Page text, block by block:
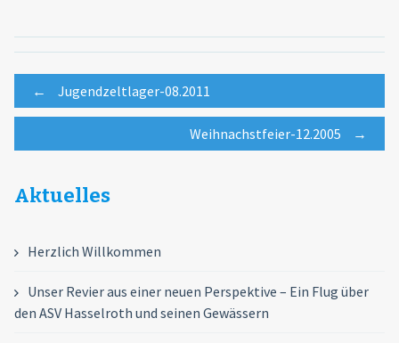
Post
navigation
← Jugendzeltlager-08.2011
Weihnachstfeier-12.2005 →
Aktuelles
Herzlich Willkommen
Unser Revier aus einer neuen Perspektive – Ein Flug über
den ASV Hasselroth und seinen Gewässern